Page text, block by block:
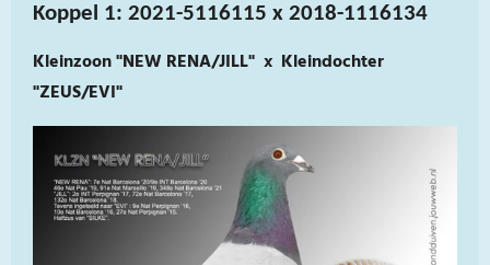
Koppel 1: 2021-5116115 x 2018-1116134
Kleinzoon "NEW RENA/JILL" x Kleindochter
"ZEUS/EVI"